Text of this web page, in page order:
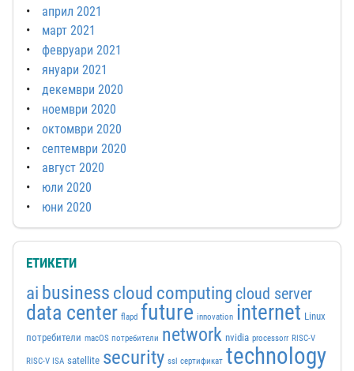
април 2021
март 2021
февруари 2021
януари 2021
декември 2020
ноември 2020
октомври 2020
септември 2020
август 2020
юли 2020
юни 2020
ЕТИКЕТИ
ai business cloud computing cloud server
data center flapd future innovation internet Linux
потребители macOS потребители network nvidia processorr RISC-V
RISC-V ISA satellite security ssl сертификат technology